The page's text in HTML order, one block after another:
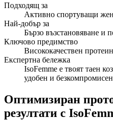
Подходящ за
Активно спортуващи
Най-добър за
Бързо възстановяване и
Ключово предимство
Висококачествен
Експертна бележка
IsoFemme е твоят таен
удобен и
Оптимизиран
резултати с